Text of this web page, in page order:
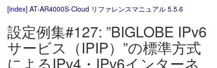
[index] AT-AR4000S-Cloud リファレンスマニュアル 5.5.6
設定例集#127: ”BIGLOBE IPv6
サービス（IPIP）”の標準方式
によるIPv4・IPv6インターネ